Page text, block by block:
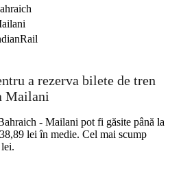
©CARTO
a rezerva bilete de tren
Mailani
- Mailani pot fi găsite până la
lei în medie. Cel mai scump